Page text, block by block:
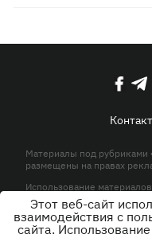
Материалы под рубриками
размещены на правах
Использование
активной гиперссылки на
© ООО «ЮЛАВ
Этот веб-сайт
взаимодействия с
сайта.